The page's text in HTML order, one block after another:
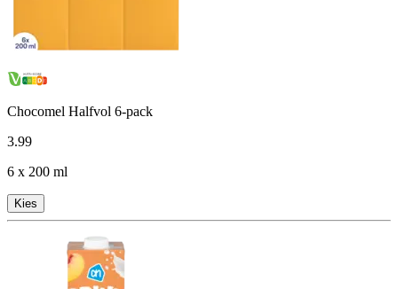
Chocomel Halfvol 6-pack
3.99
6 x 200 ml
Kies